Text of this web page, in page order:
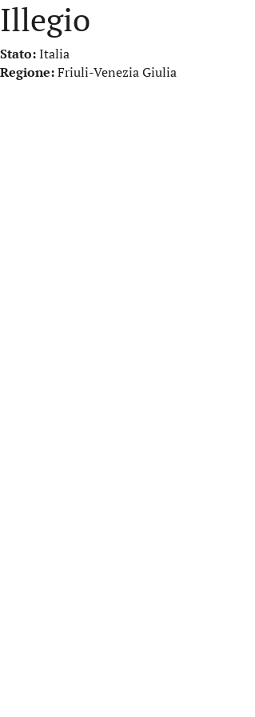
Illegio
Stato:Italia
Regione:Friuli-Venezia Giulia